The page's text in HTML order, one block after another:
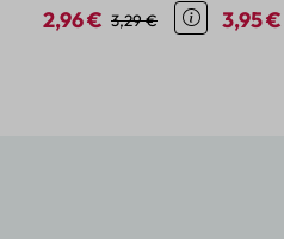
Verkaufspreis:
2,96 € Regulärer Preis:
3,29 € 3,95 €